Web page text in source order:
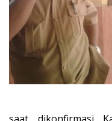
saat dikonfirmasi